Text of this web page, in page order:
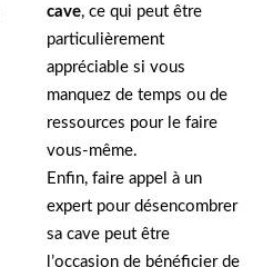
cave, ce qui peut être
particulièrement
appréciable si vous
manquez de temps ou de
ressources pour le faire
vous-même.
Enfin, faire appel à un
expert pour désencombrer
sa cave peut être
l’occasion de bénéficier de